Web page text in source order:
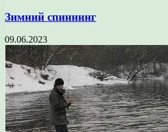
Зимний спиннинг
09.06.2023